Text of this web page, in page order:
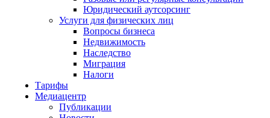
Юридический аутсорсинг
Услуги для физических лиц
Вопросы бизнеса
Недвижимость
Наследство
Миграция
Налоги
Тарифы
Медиацентр
Публикации